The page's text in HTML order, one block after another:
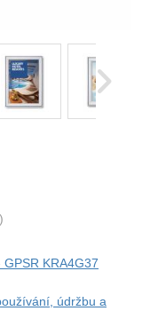
KRA4G37
údržbu a